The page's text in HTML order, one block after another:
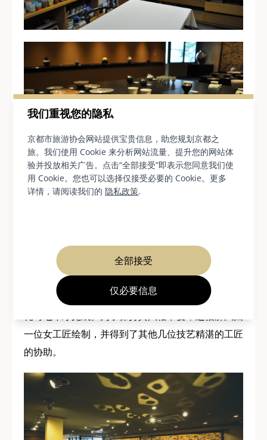
我们重视您的隐私
京都市旅游协会网站提供宝贵信息，助您规划京都之
旅。我们使用 Cookie 来分析网站流量、提升您的网站体
验并投放相关广告。点击“全部接受”即表示您同意我们使
用 Cookie。您也可以选择仅接受必要的 Cookie。更多
详情，请阅读我们的隐私政策.
全部接受
仅必要信息
的精美盘子——熊谷先生解释说，这是混合物中铁元
素的反应。二楼展出了一幅令人惊叹的著名屏风（国
宝，被称为“洛中洛外”）的陶瓷复制品，屏风描绘了
透过金色云朵俯瞰古都京都的景象。这幅陶瓷复制品
一位女工匠绘制，并得到了其他几位技艺精湛的工匠
的协助。